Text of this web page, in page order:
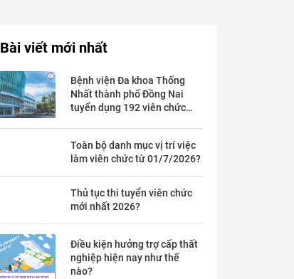
Bài viết mới nhất
Bệnh viện Đa khoa Thống
Nhất thành phố Đồng Nai
tuyển dụng 192 viên chức
Toàn bộ danh mục vị trí việc
làm viên chức từ 01/7/2026?
Thủ tục thi tuyển viên chức
mới nhất 2026?
Điều kiện hưởng trợ cấp thất
nghiệp hiện nay như thế
nào?